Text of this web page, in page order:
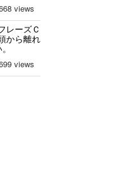
views
レーズＣ
から離れ
views